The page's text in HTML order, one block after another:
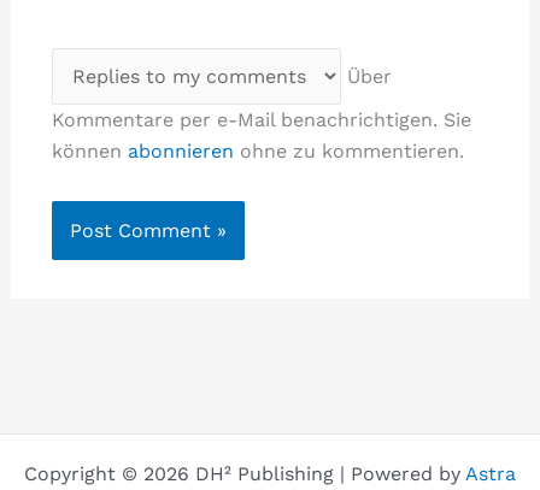
Über
Kommentare per e-Mail benachrichtigen. Sie
können abonnieren ohne zu kommentieren.
Copyright © 2026 DH² Publishing | Powered by Astra